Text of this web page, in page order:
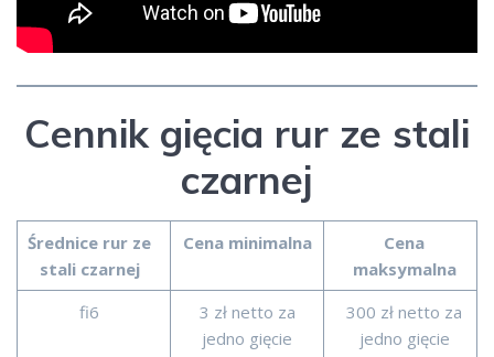
Cennik gięcia rur ze stali
czarnej
Średnice rur ze
stali czarnej
Cena minimalna
Cena
maksymalna
fi6
3 zł netto za
jedno gięcie
300 zł netto za
jedno gięcie